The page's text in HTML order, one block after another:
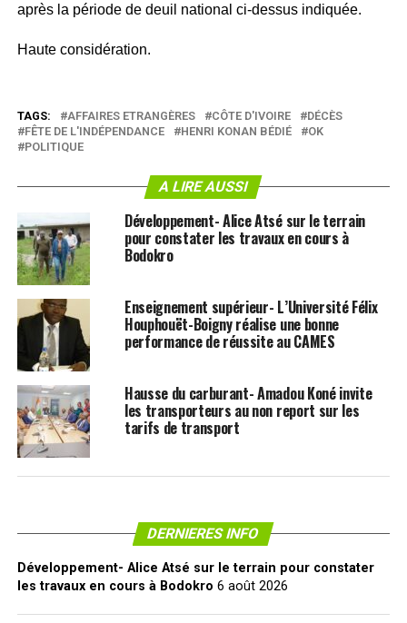
après la période de deuil national ci-dessus indiquée.
Haute considération.
TAGS: AFFAIRES ETRANGÈRES CÔTE D'IVOIRE
DÉCÈS
FÊTE DE L'INDÉPENDANCE
HENRI KONAN BÉDIÉ
OK
POLITIQUE
A LIRE AUSSI
Développement- Alice Atsé sur le terrain
pour constater les travaux en cours à
Bodokro
Enseignement supérieur- L’Université Félix
Houphouët-Boigny réalise une bonne
performance de réussite au CAMES
Hausse du carburant- Amadou Koné invite
les transporteurs au non report sur les
tarifs de transport
DERNIERES INFO
Développement- Alice Atsé sur le terrain pour constater
les travaux en cours à Bodokro 6 août 2026